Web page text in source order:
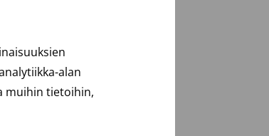
alan
muihin tietoihin,